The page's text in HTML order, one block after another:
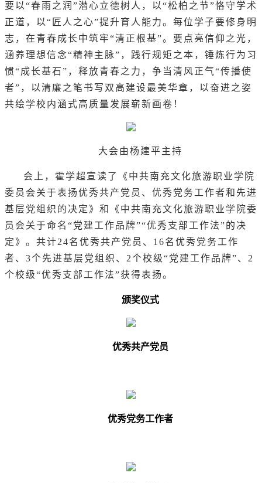
要以“春雨之润”潜心立德树人，以“松柏之节”恪守学术
正道，以“匠人之心”提升育人能力。每位学子要修身明
志，在青春成长中筑牢“清正根基”。要点亮信仰之光，
涵养理想信念“精神主脉”，践行规矩之本，锤炼行为习
惯“成长基石”，释放青春之力，争当清风正气“传播使
者”，以清廉之笔书写双高建设最美华章，以奋进之姿
共绘学校内涵式高质量发展崭新画卷！
大会由杨建平主持
会上，霍学超宣读了《中共南充文化旅游职业学院
委员会关于表扬优秀共产党员、优秀党务工作者和先进
基层党组织的决定》和《中共南充文化旅游职业学院委
员会关于命名“党建工作品牌”“优秀支部工作法”的决
定》。 共计24名优秀共产党员、16名优秀党务工作
者、3个先进基层党组织、2个校级“党建工作品牌”、2
个校级“优秀支部工作法”获得表扬。
颁奖仪式
优秀共产党员
优秀党务工作者